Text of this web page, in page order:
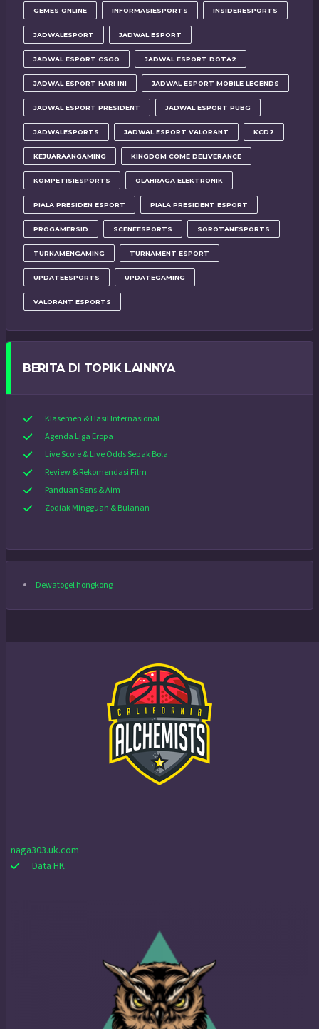
GEMES ONLINE INFORMASIESPORTS INSIDERESPORTS
JADWALESPORT JADWAL ESPORT
JADWAL ESPORT CSGO JADWAL ESPORT DOTA2
JADWAL ESPORT HARI INI JADWAL ESPORT MOBILE LEGENDS
JADWAL ESPORT PRESIDENT JADWAL ESPORT PUBG
JADWALESPORTS JADWAL ESPORT VALORANT KCD2
KEJUARAANGAMING KINGDOM COME DELIVERANCE
KOMPETISIESPORTS OLAHRAGA ELEKTRONIK
PIALA PRESIDEN ESPORT PIALA PRESIDENT ESPORT
PROGAMERSID SCENEESPORTS SOROTANESPORTS
TURNAMENGAMING TURNAMENT ESPORT
UPDATEESPORTS UPDATEGAMING
VALORANT ESPORTS
BERITA DI TOPIK LAINNYA
Klasemen & Hasil Internasional
Agenda Liga Eropa
Live Score & Live Odds Sepak Bola
Review & Rekomendasi Film
Panduan Sens & Aim
Zodiak Mingguan & Bulanan
Dewatogel hongkong
naga303.uk.com
Data HK